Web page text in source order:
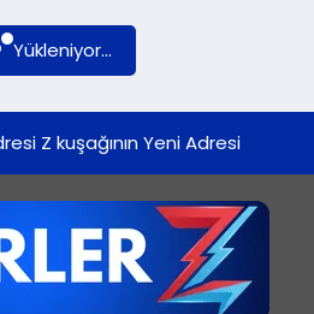
Yükleniyor...
Z kuşağının Yeni Adresi